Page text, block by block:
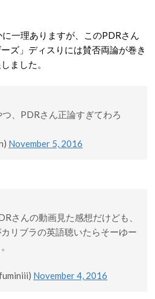
一理ありますが、このPDRさん
ズ」ディスりには賛否両論が巻き
ました。
、PDRさん正論すぎてわろ
November 5, 2016
さんの動画見た感想だけども、
リブラの英語聴いたらそーゆー
November 4, 2016